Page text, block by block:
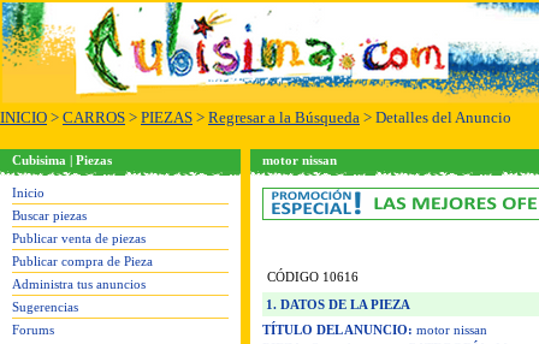
INICIO > CARROS > PIEZAS > Regresar a la Búsqueda > Detalles del Anuncio
Cubisima | Piezas
Inicio
Buscar piezas
Publicar venta de piezas
Publicar compra de Pieza
Administra tus anuncios
Sugerencias
Forums
motor nissan
CÓDIGO 10616
1. DATOS DE LA PIEZA
TÍTULO DEL ANUNCIO: motor nissan